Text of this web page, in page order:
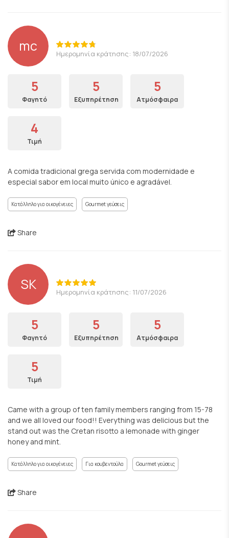
mc Ημερομηνία κράτησης: 18/07/2026
5
Φαγητό
5
Εξυπηρέτηση
5
Ατμόσφαιρα
4
Τιμή
A comida tradicional grega servida com modernidade e
especial sabor em local muito único e agradável.
Κατάλληλο για οικογένειες Gourmet γεύσεις
Share
SK Ημερομηνία κράτησης: 11/07/2026
5
Φαγητό
5
Εξυπηρέτηση
5
Ατμόσφαιρα
5
Τιμή
Came with a group of ten family members ranging from 15-78
and we all loved our food!! Everything was delicious but the
stand out was the Cretan risotto a lemonade with ginger
honey and mint.
Κατάλληλο για οικογένειες Για κουβεντούλα Gourmet γεύσεις
Share